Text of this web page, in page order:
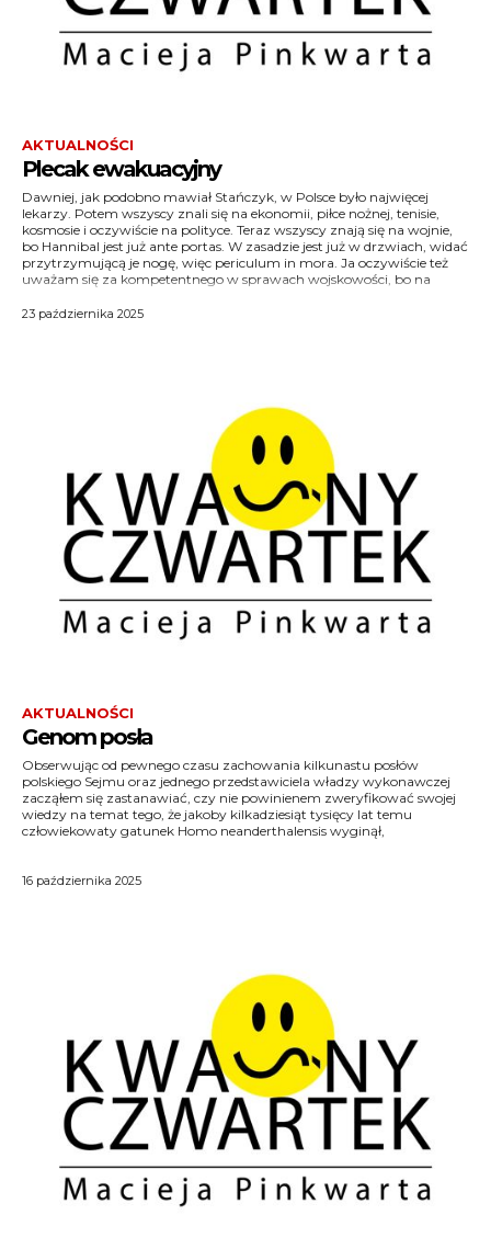
AKTUALNOŚCI
Plecak ewakuacyjny
Dawniej, jak podobno mawiał Stańczyk, w Polsce było najwięcej
lekarzy. Potem wszyscy znali się na ekonomii, piłce nożnej, tenisie,
kosmosie i oczywiście na polityce. Teraz wszyscy znają się na wojnie,
bo Hannibal jest już ante portas. W zasadzie jest już w drzwiach, widać
przytrzymującą je nogę, więc periculum in mora. Ja oczywiście też
uważam się za kompetentnego w sprawach wojskowości, bo na
Studium Wojskowym UW terenoznawstwa uczył mnie słynny
pułkownik Omelan, musztry – major Kuźma, a nieobcy był mi nawet
rotmistrz Kucejko. A na poligonie w jedynostce w m. Morąg zdobyłem
szlify podoficerskie, konkretnie: stopień starszego kaprala
podchorążego, więc: baczność, temat zajęć: ewakuacja, spocznij,
23 października 2025
AKTUALNOŚCI
Genom posła
Obserwując od pewnego czasu zachowania kilkunastu posłów
polskiego Sejmu oraz jednego przedstawiciela władzy wykonawczej
zacząłem się zastanawiać, czy nie powinienem zweryfikować swojej
wiedzy na temat tego, że jakoby kilkadziesiąt tysięcy lat temu
człowiekowaty gatunek Homo neanderthalensis wyginął,
zdominowany (także seksualnie) przez homo sapiens, człowieka
16 października 2025